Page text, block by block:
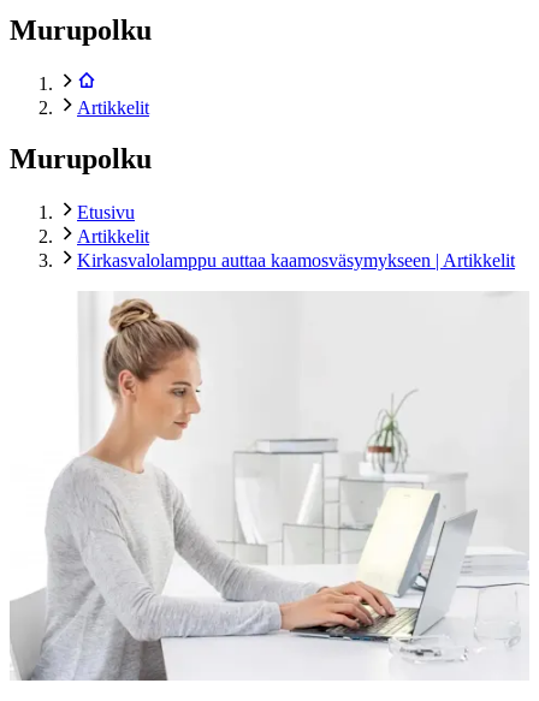
Murupolku
Artikkelit
Murupolku
Etusivu
Artikkelit
Kirkasvalolamppu auttaa kaamosväsymykseen | Artikkelit